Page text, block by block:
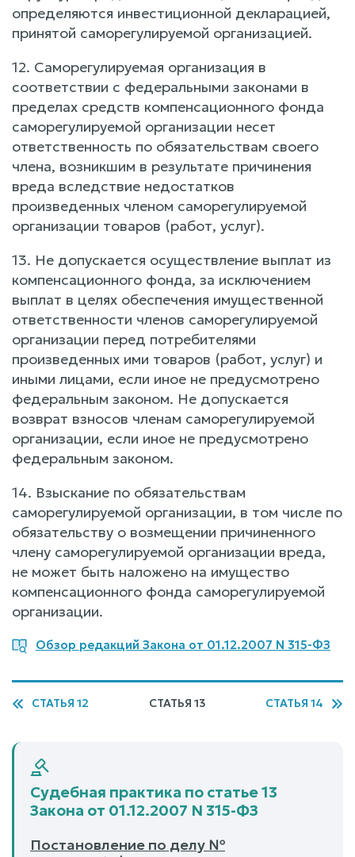
определяются инвестиционной декларацией,
принятой саморегулируемой организацией.
12. Саморегулируемая организация в
соответствии с федеральными законами в
пределах средств компенсационного фонда
саморегулируемой организации несет
ответственность по обязательствам своего
члена, возникшим в результате причинения
вреда вследствие недостатков
произведенных членом саморегулируемой
организации товаров (работ, услуг).
13. Не допускается осуществление выплат из
компенсационного фонда, за исключением
выплат в целях обеспечения имущественной
ответственности членов саморегулируемой
организации перед потребителями
произведенных ими товаров (работ, услуг) и
иными лицами, если иное не предусмотрено
федеральным законом. Не допускается
возврат взносов членам саморегулируемой
организации, если иное не предусмотрено
федеральным законом.
14. Взыскание по обязательствам
саморегулируемой организации, в том числе по
обязательству о возмещении причиненного
члену саморегулируемой организации вреда,
не может быть наложено на имущество
компенсационного фонда саморегулируемой
организации.
Обзор редакций Закона от 01.12.2007 N 315-ФЗ
СТАТЬЯ 12 СТАТЬЯ 13 СТАТЬЯ 14
Судебная практика по статье 13
Закона от 01.12.2007 N 315-ФЗ
Постановление по делу №